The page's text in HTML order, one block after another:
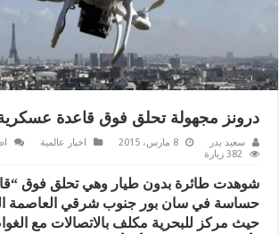
درونز مجهولة تحلق فوق قاعدة
سعيد بدر 8 مارس، 2015 اخبار عالمية
382 زيارة
شوهدت طائرة بدون طيار وهي تحلق فوق
حساسة في سان بور جنوب شرقي العاصمة
حيث مركز للبحرية مكلف بالاتصالات مع